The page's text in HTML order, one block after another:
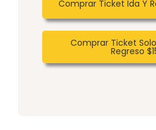
Comprar Ticket Ida Y
Comprar Ticket
Regreso